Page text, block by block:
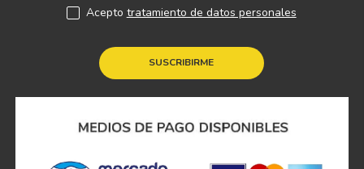
SUSCRIBIRME
Acepto tratamiento de datos personales